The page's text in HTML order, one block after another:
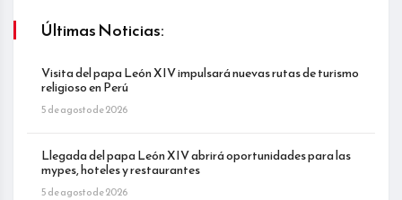
Últimas Noticias:
Visita del papa León XIV impulsará nuevas rutas de turismo
religioso en Perú
5 de agosto de 2026
Llegada del papa León XIV abrirá oportunidades para las
mypes, hoteles y restaurantes
5 de agosto de 2026